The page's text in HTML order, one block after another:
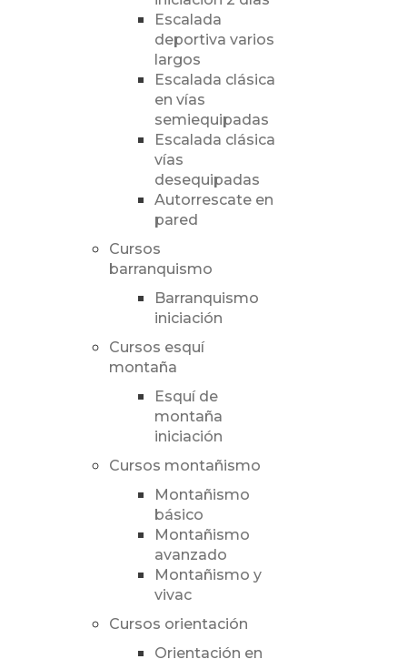
Escalada
deportiva varios
largos
Escalada clásica
en vías
semiequipadas
Escalada clásica
vías
desequipadas
Autorrescate en
pared
Cursos
barranquismo
Barranquismo
iniciación
Cursos esquí
montaña
Esquí de
montaña
iniciación
Cursos montañismo
Montañismo
básico
Montañismo
avanzado
Montañismo y
vivac
Cursos orientación
Orientación en